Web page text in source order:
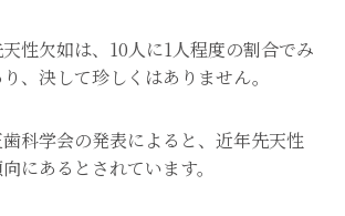
性欠如は、10人に1人程度の割合でみ
、決して珍しくはありません。
科学会の発表によると、近年先天性
にあるとされています。